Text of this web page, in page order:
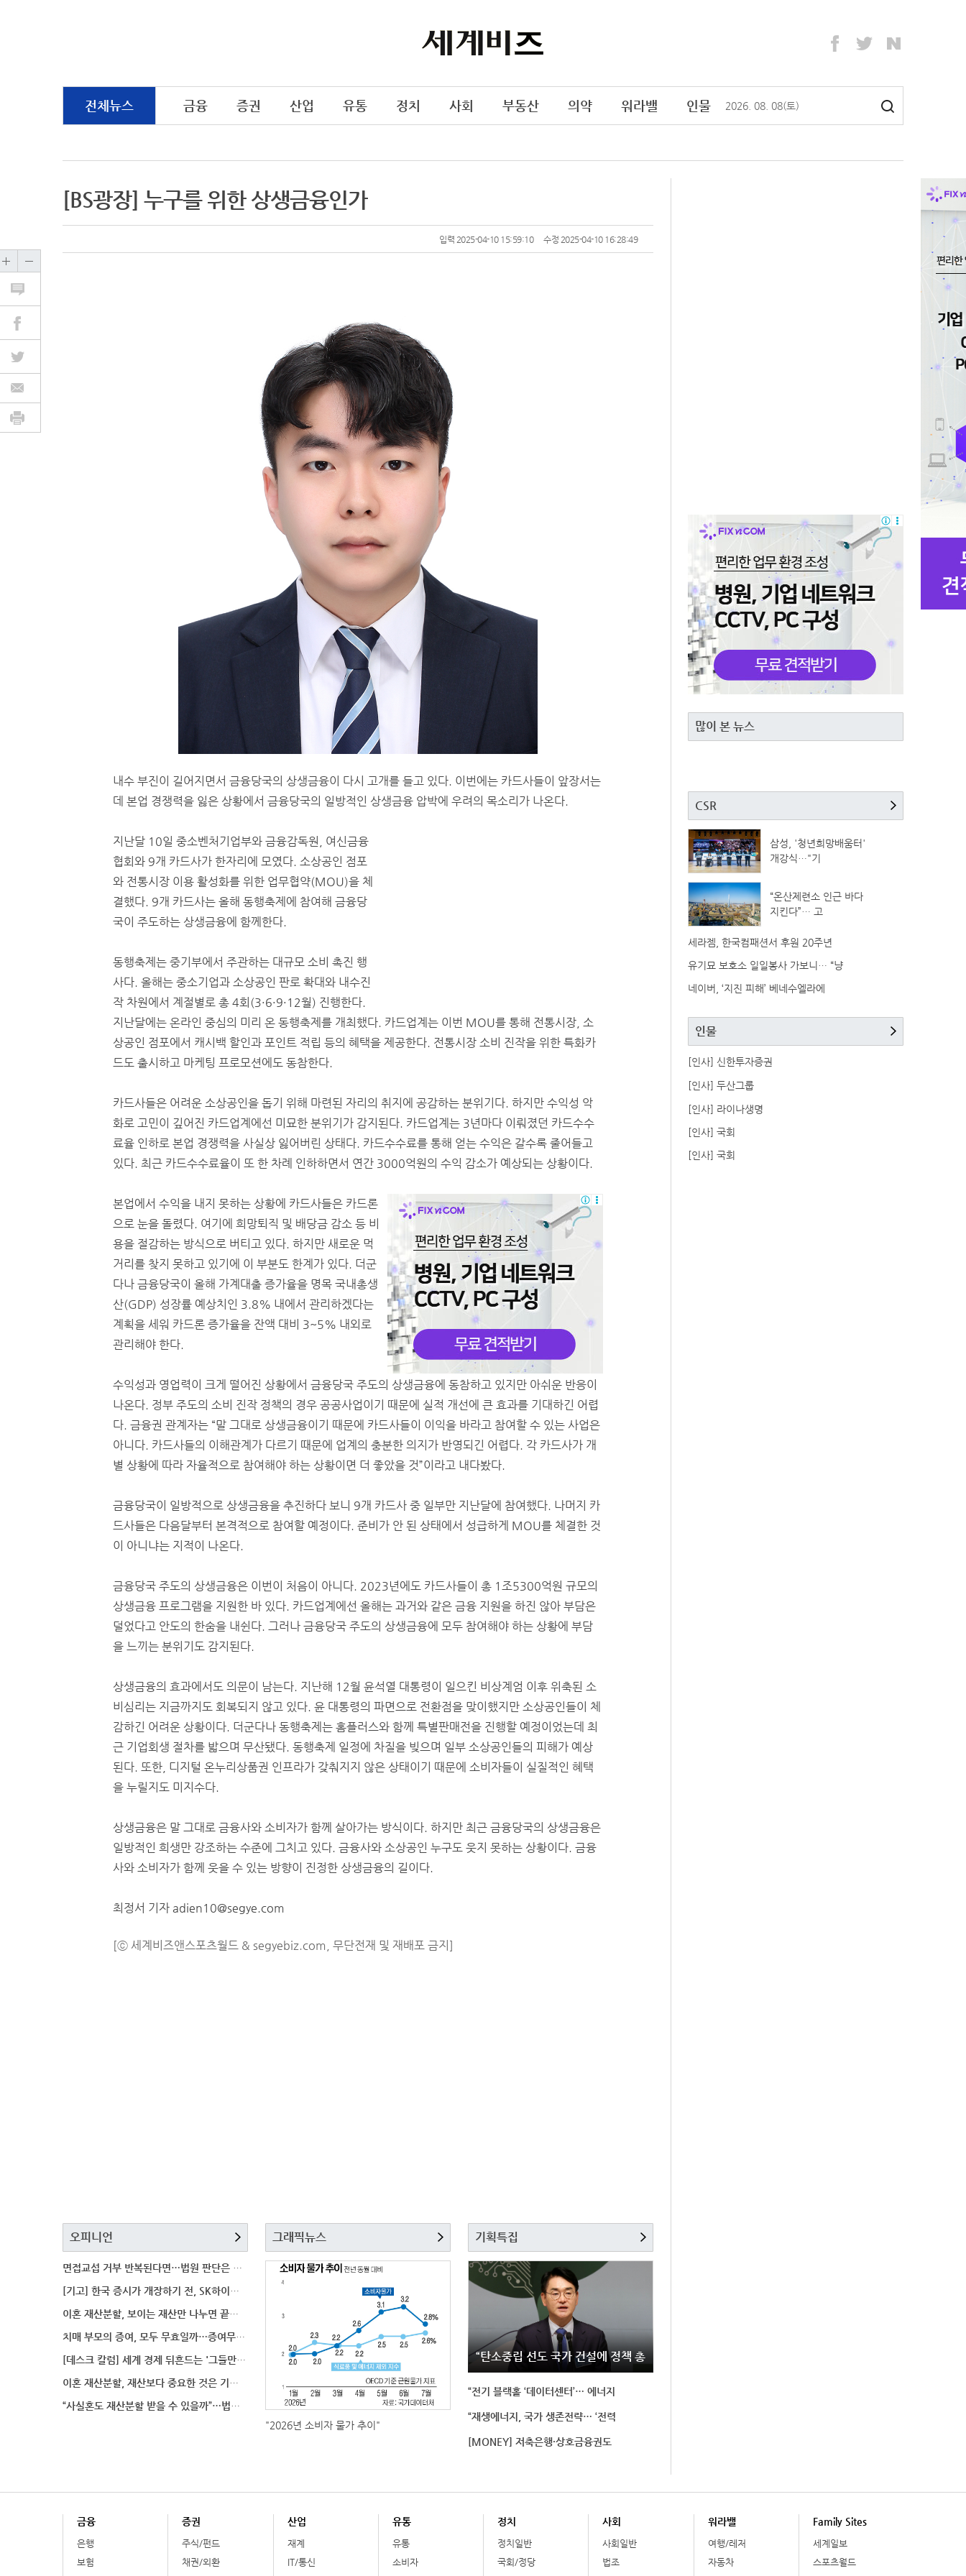
전체뉴스 금융 증권 산업 유통 정치 사회 부동산 의약 워라밸 인물 2026 08 08(토)
[BS광장] 누구를 위한 상생금융인가
입력 2025-04-10 15:59:10 수정 2025-04-10 16:28:49
내수 부진이 길어지면서 금융당국의 상생금융이 다시 고개를 들고 있다. 이번에는 카드사들이 앞장서는
데 본업 경쟁력을 잃은 상황에서 금융당국의 일방적인 상생금융 압박에 우려의 목소리가 나온다.
지난달 10일 중소벤처기업부와 금융감독원, 여신금융
협회와 9개 카드사가 한자리에 모였다. 소상공인 점포
와 전통시장 이용 활성화를 위한 업무협약(MOU)을 체
결했다. 9개 카드사는 올해 동행축제에 참여해 금융당
국이 주도하는 상생금융에 함께한다.
동행축제는 중기부에서 주관하는 대규모 소비 촉진 행
사다. 올해는 중소기업과 소상공인 판로 확대와 내수진
작 차원에서 계절별로 총 4회(3·6·9·12월) 진행한다.
지난달에는 온라인 중심의 미리 온 동행축제를 개최했다. 카드업계는 이번 MOU를 통해 전통시장, 소
상공인 점포에서 캐시백 할인과 포인트 적립 등의 혜택을 제공한다. 전통시장 소비 진작을 위한 특화카
드도 출시하고 마케팅 프로모션에도 동참한다.
카드사들은 어려운 소상공인을 돕기 위해 마련된 자리의 취지에 공감하는 분위기다. 하지만 수익성 악
화로 고민이 깊어진 카드업계에선 미묘한 분위기가 감지된다. 카드업계는 3년마다 이뤄졌던 카드수수
료율 인하로 본업 경쟁력을 사실상 잃어버린 상태다. 카드수수료를 통해 얻는 수익은 갈수록 줄어들고
있다. 최근 카드수수료율이 또 한 차례 인하하면서 연간 3000억원의 수익 감소가 예상되는 상황이다.
본업에서 수익을 내지 못하는 상황에 카드사들은 카드론
으로 눈을 돌렸다. 여기에 희망퇴직 및 배당금 감소 등 비
용을 절감하는 방식으로 버티고 있다. 하지만 새로운 먹
거리를 찾지 못하고 있기에 이 부분도 한계가 있다. 더군
다나 금융당국이 올해 가계대출 증가율을 명목 국내총생
산(GDP) 성장률 예상치인 3.8% 내에서 관리하겠다는
계획을 세워 카드론 증가율을 잔액 대비 3~5% 내외로
관리해야 한다.
수익성과 영업력이 크게 떨어진 상황에서 금융당국 주도의 상생금융에 동참하고 있지만 아쉬운 반응이
나온다. 정부 주도의 소비 진작 정책의 경우 공공사업이기 때문에 실적 개선에 큰 효과를 기대하긴 어렵
다. 금융권 관계자는 “말 그대로 상생금융이기 때문에 카드사들이 이익을 바라고 참여할 수 있는 사업은
아니다. 카드사들의 이해관계가 다르기 때문에 업계의 충분한 의지가 반영되긴 어렵다. 각 카드사가 개
별 상황에 따라 자율적으로 참여해야 하는 상황이면 더 좋았을 것”이라고 내다봤다.
금융당국이 일방적으로 상생금융을 추진하다 보니 9개 카드사 중 일부만 지난달에 참여했다. 나머지 카
드사들은 다음달부터 본격적으로 참여할 예정이다. 준비가 안 된 상태에서 성급하게 MOU를 체결한 것
이 아니냐는 지적이 나온다.
금융당국 주도의 상생금융은 이번이 처음이 아니다. 2023년에도 카드사들이 총 1조5300억원 규모의
상생금융 프로그램을 지원한 바 있다. 카드업계에선 올해는 과거와 같은 금융 지원을 하진 않아 부담은
덜었다고 안도의 한숨을 내쉰다. 그러나 금융당국 주도의 상생금융에 모두 참여해야 하는 상황에 부담
을 느끼는 분위기도 감지된다.
상생금융의 효과에서도 의문이 남는다. 지난해 12월 윤석열 대통령이 일으킨 비상계엄 이후 위축된 소
비심리는 지금까지도 회복되지 않고 있다. 윤 대통령의 파면으로 전환점을 맞이했지만 소상공인들이 체
감하긴 어려운 상황이다. 더군다나 동행축제는 홈플러스와 함께 특별판매전을 진행할 예정이었는데 최
근 기업회생 절차를 밟으며 무산됐다. 동행축제 일정에 차질을 빚으며 일부 소상공인들의 피해가 예상
된다. 또한, 디지털 온누리상품권 인프라가 갖춰지지 않은 상태이기 때문에 소비자들이 실질적인 혜택
을 누릴지도 미지수다.
상생금융은 말 그대로 금융사와 소비자가 함께 살아가는 방식이다. 하지만 최근 금융당국의 상생금융은
일방적인 희생만 강조하는 수준에 그치고 있다. 금융사와 소상공인 누구도 웃지 못하는 상황이다. 금융
사와 소비자가 함께 웃을 수 있는 방향이 진정한 상생금융의 길이다.
최정서 기자 adien10@segye.com
[ⓒ 세계비즈앤스포츠월드 & segyebiz.com, 무단전재 및 재배포 금지]
오피니언
면접교섭 거부 반복된다면…법원 판단은 달라질까
[기고] 한국 증시가 개장하기 전, SK하이닉스 가격은
이혼 재산분할, 보이는 재산만 나누면 끝일까…숨겨진 자
치매 부모의 증여, 모두 무효일까…증여무효 분쟁에서 법
[데스크 칼럼] 세계 경제 뒤흔드는 '그들만의 언어'
이혼 재산분할, 재산보다 중요한 것은 기여도 입증
“사실혼도 재산분할 받을 수 있을까”…법원이 살펴보는
그래픽뉴스
"2026년 소비자 물가 추이"
기획특집
“탄소중립 선도 국가 건설에 정책 총
“전기 블랙홀 ‘데이터센터’… 에너지
“재생에너지, 국가 생존전략… ‘전력
[MONEY] 저축은행·상호금융권도
많이 본 뉴스
CSR
삼성, '청년희망배움터'
개강식…"기
“온산제련소 인근 바다
지킨다”… 고
세라젬, 한국컴패션서 후원 20주년
유기묘 보호소 일일봉사 가보니… “냥
네이버, ‘지진 피해’ 베네수엘라에
인물
[인사] 신한투자증권
[인사] 두산그룹
[인사] 라이나생명
[인사] 국회
[인사] 국회
금융
은행
보험
증권
주식/펀드
채권/외환
산업
재계
IT/통신
유통
유통
소비자
정치
정치일반
국회/정당
사회
사회일반
법조
워라밸
여행/레저
자동차
Family Sites
세계일보
스포츠월드